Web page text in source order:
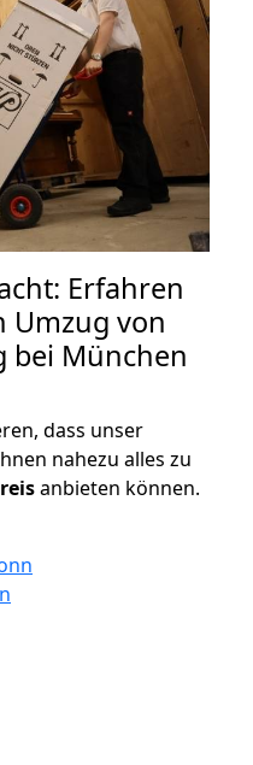
Erfahren
Umzug von
bei München
dass unser
nahezu alles zu
anbieten können.